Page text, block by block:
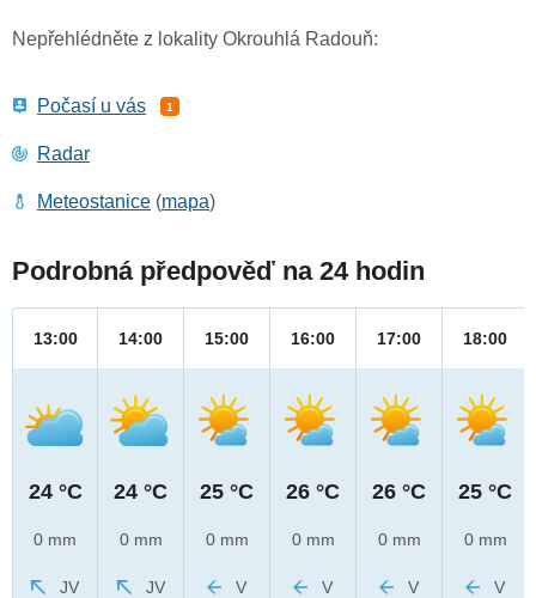
Nepřehlédněte z lokality Okrouhlá Radouň:
Počasí u vás 1
Radar
Meteostanice (mapa)
Podrobná předpověď na 24 hodin
13:00
24 °C
0 mm
JV
14:00
24 °C
0 mm
JV
15:00
25 °C
0 mm
V
16:00
26 °C
0 mm
V
17:00
26 °C
0 mm
V
18:00
25 °C
0 mm
V